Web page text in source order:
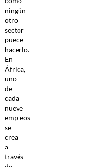
ningún
otro
sector
puede
hacerlo.
En
África,
uno
de
cada
nueve
empleos
se
crea
a
través